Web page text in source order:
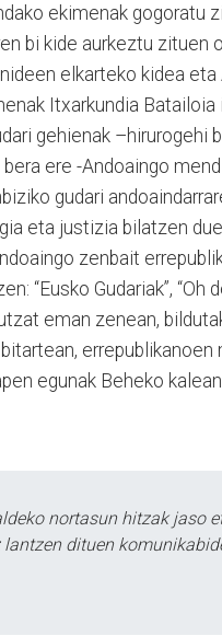
ekimenak gogoratu
bi kide aurkeztu zituen
elkarteko kidea
Itxarkundia
gehienak –hirurogehi
ere -Andoaingo
gudari
eta justizia bilatzen
zenbait
“Eusko Gudariak”, “Oh
eman zenean,
egunak Beheko
nortasun hitzak jaso
dituen